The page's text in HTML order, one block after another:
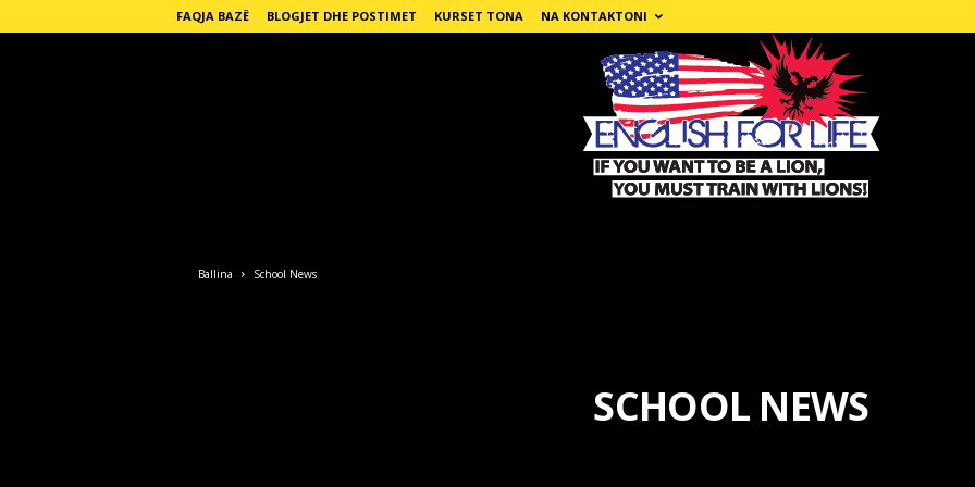
FAQJA BAZË BLOGJET DHE POSTIMET KURSET TONA NA KONTAKTONI
Ballina School News
SCHOOL NEWS